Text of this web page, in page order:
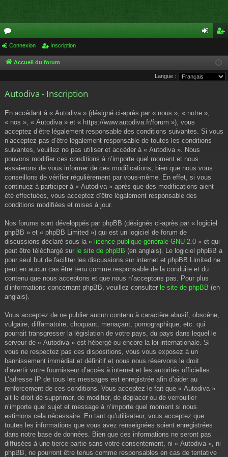
or
u
s
cri
pti
Connexion Inscription
Accueil du forum
Langue :
Autodiva - Inscription
En accédant à « Autodiva » (désigné ci-après par « nous », « notre »,
« nos », « Autodiva » et « https://www.autodiva.fr/forum »), vous
acceptez d’être légalement responsable des conditions suivantes. Si vous
n’acceptez pas d’être légalement responsable de toutes les conditions
suivantes, veuillez ne pas utiliser et accéder à « Autodiva ». Nous
pouvons modifier ces conditions à n’importe quel moment et nous
essaierons de vous informer de ces modifications, bien que nous vous
conseillons de vérifier régulièrement par vous-même. En effet, si vous
continuez à participer à « Autodiva » après que des modifications aient
été effectuées, vous acceptez d’être légalement responsable des
conditions modifiées et mises à jour.
Nos forums sont développés par phpBB (désignés ci-après par « logiciel
phpBB » et « phpBB Limited ») qui est un logiciel de forum de
discussions déclaré sous la « licence publique générale GNU 2.0 » et qui
peut être téléchargé sur le site de phpBB (en anglais). Le logiciel phpBB a
pour seul but de faciliter les discussions sur internet et phpBB Limited ne
peut en aucun cas être tenu comme responsable de la conduite et du
contenu que nous acceptons et que nous n’acceptons pas. Pour plus
d’informations concernant phpBB, veuillez consulter le site de phpBB (en
anglais).
Vous acceptez de ne publier aucun contenu à caractère abusif, obscène,
vulgaire, diffamatoire, choquant, menaçant, pornographique, etc. qui
pourrait transgresser la législation de votre pays, du pays dans lequel le
serveur de « Autodiva » est hébergé ou encore la loi internationale. Si
vous ne respectez pas ces dispositions, vous vous exposez à un
bannissement immédiat et définitif et nous nous réservons le droit
d’avertir votre fournisseur d’accès à internet et les autorités officielles.
L’adresse IP de tous les messages est enregistrée afin d’aider au
renforcement de ces conditions. Vous acceptez le fait que « Autodiva »
ait le droit de supprimer, de modifier, de déplacer ou de verrouiller
n’importe quel sujet et message à n’importe quel moment si nous
estimons cela nécessaire. En tant qu’utilisateur, vous acceptez que
toutes les informations que vous avez renseignées soient enregistrées
dans notre base de données. Bien que ces informations ne seront pas
diffusées à une tierce partie sans votre consentement, ni « Autodiva », ni
phpBB, ne pourront être tenus comme responsables en cas de tentative